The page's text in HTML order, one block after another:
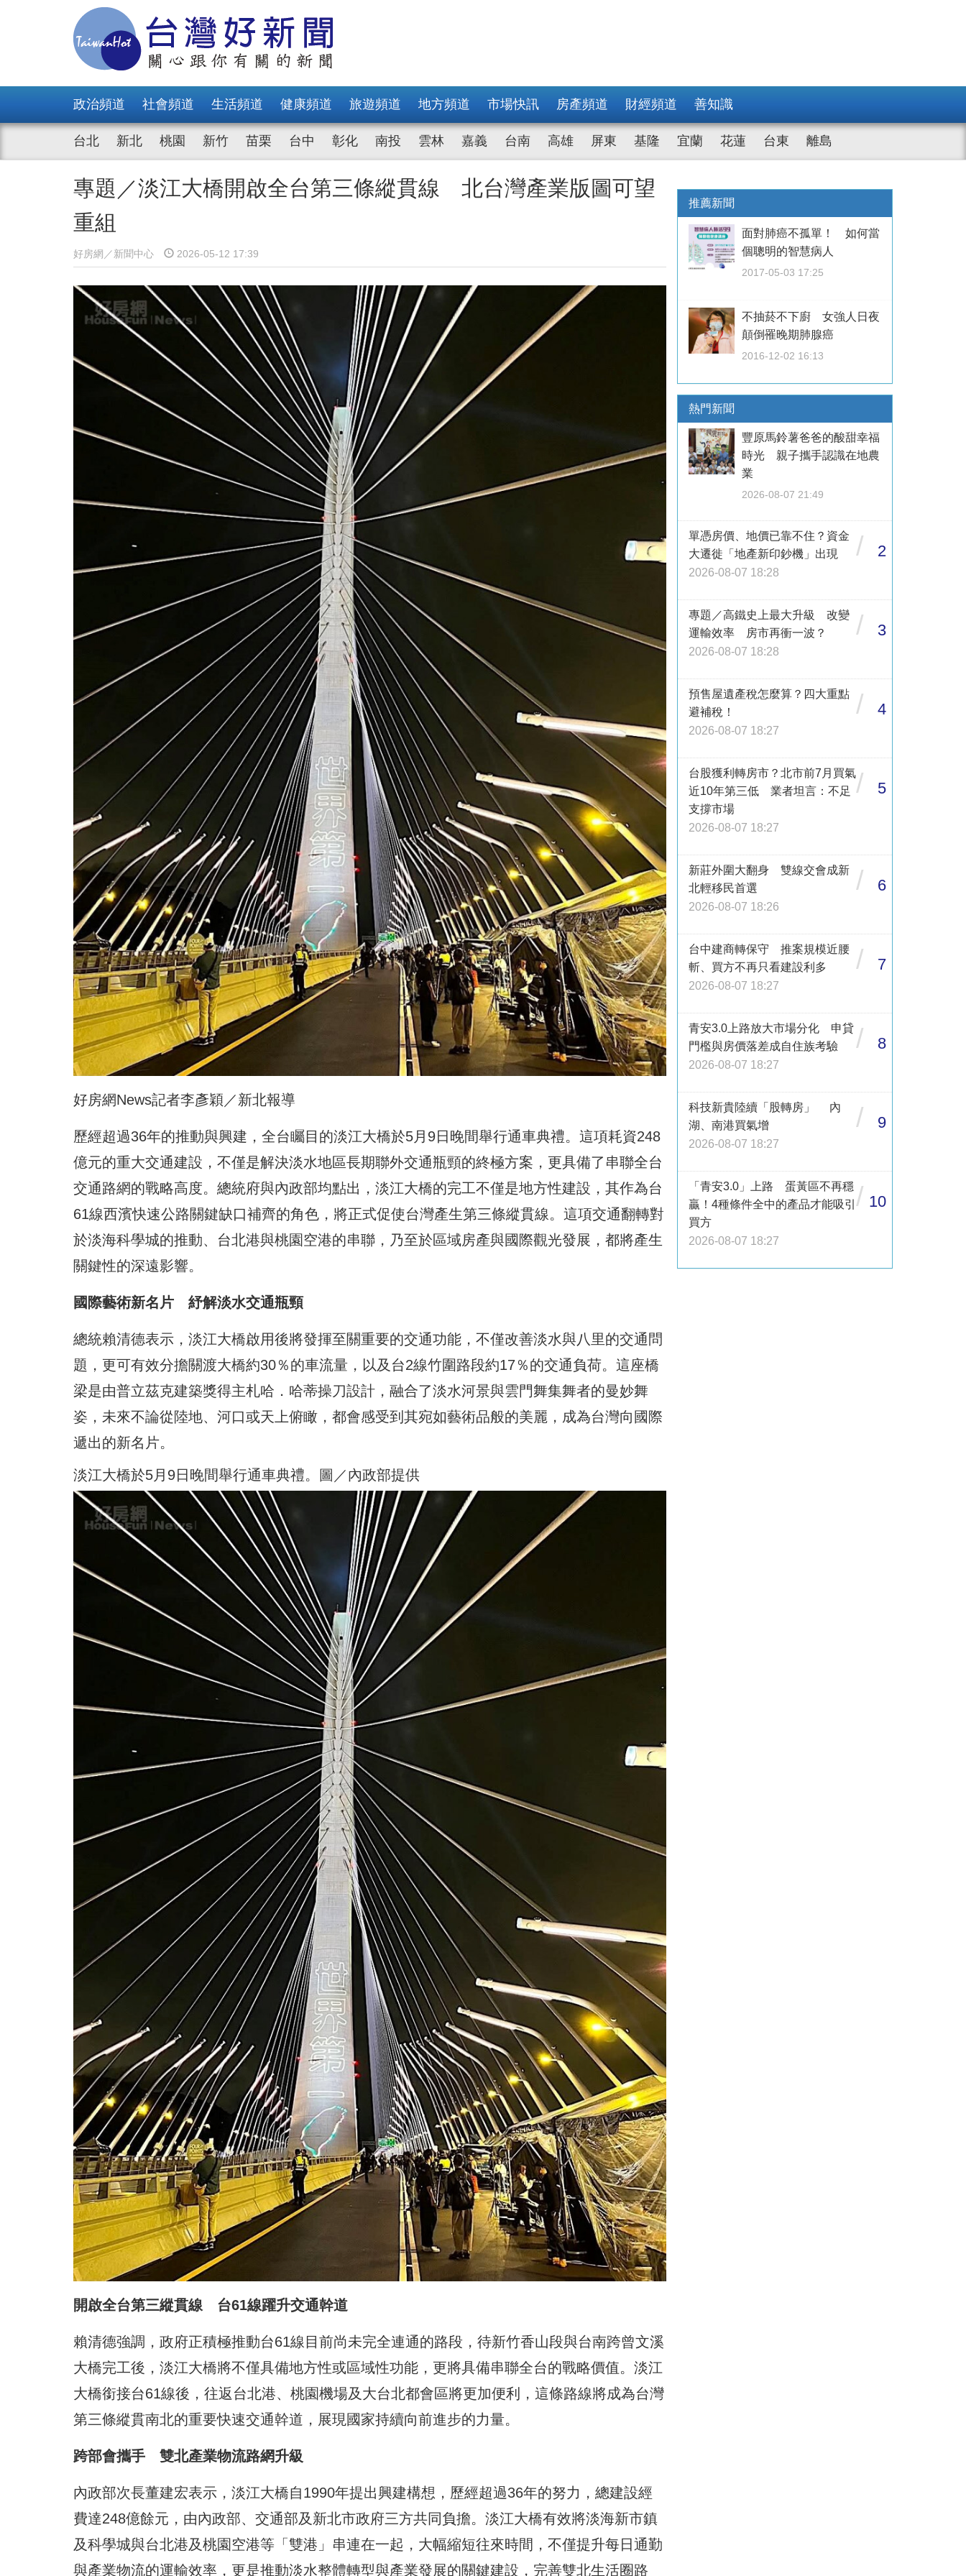
政治頻道 社會頻道 生活頻道 健康頻道 旅遊頻道 地方頻道 市場快訊 房產頻道 財經頻道 善知識
台北 新北 桃園 新竹 苗栗 台中 彰化 南投 雲林 嘉義 台南 高雄 屏東 基隆 宜蘭 花蓮 台東 離島
專題／淡江大橋開啟全台第三條縱貫線 北台灣產業版圖可望
重組
好房網／新聞中心 2026-05-12 17:39
好房網News記者李彥穎／新北報導
歷經超過36年的推動與興建，全台矚目的淡江大橋於5月9日晚間舉行通車典禮。這項耗資248
億元的重大交通建設，不僅是解決淡水地區長期聯外交通瓶頸的終極方案，更具備了串聯全台
交通路網的戰略高度。總統府與內政部均點出，淡江大橋的完工不僅是地方性建設，其作為台
61線西濱快速公路關鍵缺口補齊的角色，將正式促使台灣產生第三條縱貫線。這項交通翻轉對
於淡海科學城的推動、台北港與桃園空港的串聯，乃至於區域房產與國際觀光發展，都將產生
關鍵性的深遠影響。
國際藝術新名片 紓解淡水交通瓶頸
總統賴清德表示，淡江大橋啟用後將發揮至關重要的交通功能，不僅改善淡水與八里的交通問
題，更可有效分擔關渡大橋約30％的車流量，以及台2線竹圍路段約17％的交通負荷。這座橋
梁是由普立茲克建築獎得主札哈．哈蒂操刀設計，融合了淡水河景與雲門舞集舞者的曼妙舞
姿，未來不論從陸地、河口或天上俯瞰，都會感受到其宛如藝術品般的美麗，成為台灣向國際
遞出的新名片。
淡江大橋於5月9日晚間舉行通車典禮。圖／內政部提供
開啟全台第三縱貫線 台61線躍升交通幹道
賴清德強調，政府正積極推動台61線目前尚未完全連通的路段，待新竹香山段與台南跨曾文溪
大橋完工後，淡江大橋將不僅具備地方性或區域性功能，更將具備串聯全台的戰略價值。淡江
大橋銜接台61線後，往返台北港、桃園機場及大台北都會區將更加便利，這條路線將成為台灣
第三條縱貫南北的重要快速交通幹道，展現國家持續向前進步的力量。
跨部會攜手 雙北產業物流路網升級
內政部次長董建宏表示，淡江大橋自1990年提出興建構想，歷經超過36年的努力，總建設經
費達248億餘元，由內政部、交通部及新北市政府三方共同負擔。淡江大橋有效將淡海新市鎮
及科學城與台北港及桃園空港等「雙港」串連在一起，大幅縮短往來時間，不僅提升每日通勤
與產業物流的運輸效率，更是推動淡水整體轉型與產業發展的關鍵建設，完善雙北生活圈路
推薦新聞
面對肺癌不孤單！ 如何當
個聰明的智慧病人
2017-05-03 17:25
不抽菸不下廚 女強人日夜
顛倒罹晚期肺腺癌
2016-12-02 16:13
熱門新聞
豐原馬鈴薯爸爸的酸甜幸福
時光 親子攜手認識在地農
業
2026-08-07 21:49
單憑房價、地價已靠不住？資金
大遷徙「地產新印鈔機」出現
2026-08-07 18:28
/ 2
專題／高鐵史上最大升級 改變
運輸效率 房市再衝一波？
2026-08-07 18:28
/ 3
預售屋遺產稅怎麼算？四大重點
避補稅！
2026-08-07 18:27
/ 4
台股獲利轉房市？北市前7月買氣
近10年第三低 業者坦言：不足
支撐市場
2026-08-07 18:27
/ 5
新莊外圍大翻身 雙線交會成新
北輕移民首選
2026-08-07 18:26
/ 6
台中建商轉保守 推案規模近腰
斬、買方不再只看建設利多
2026-08-07 18:27
/ 7
青安3.0上路放大市場分化 申貸
門檻與房價落差成自住族考驗
2026-08-07 18:27
/ 8
科技新貴陸續「股轉房」 內
湖、南港買氣增
2026-08-07 18:27
/ 9
「青安3.0」上路 蛋黃區不再穩
贏！4種條件全中的產品才能吸引
買方
2026-08-07 18:27
/ 10